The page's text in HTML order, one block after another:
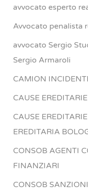
avvocato esperto
Avvocato penalista
avvocato Sergio
Sergio Armaroli
CAMION
CAUSE
CAUSE
EREDITARIA
CONSOB AGENTI
FINANZIARI
CONSOB